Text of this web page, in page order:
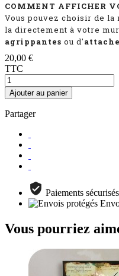
COMMENT AFFICHER
Vous pouvez choisir de la
la directement à votre
agrippantes ou d'
20,00 €
TTC
Ajouter au panier
Partager
Paiements sécurisés
Vous pourriez